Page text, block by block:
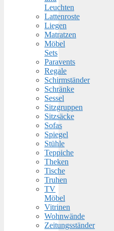
Leuchten
Lattenroste
Liegen
Matratzen
Möbel
Sets
Paravents
Regale
Schirmständer
Schränke
Sessel
Sitzgruppen
Sitzsäcke
Sofas
Spiegel
Stühle
Teppiche
Theken
Tische
Truhen
TV
Möbel
Vitrinen
Wohnwände
Zeitungsständer